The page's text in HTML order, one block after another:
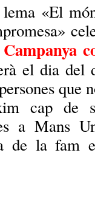
«El
Campanya
el dia del
que
cap de
a Mans
de la fam